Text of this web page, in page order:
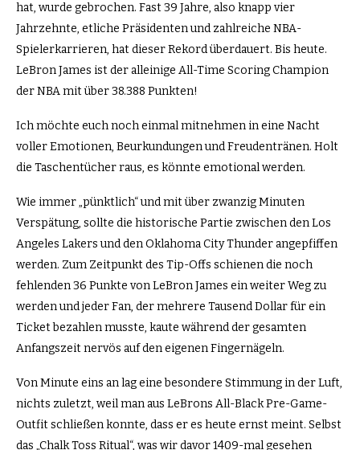
hat, wurde gebrochen. Fast 39 Jahre, also knapp vier
Jahrzehnte, etliche Präsidenten und zahlreiche NBA-
Spielerkarrieren, hat dieser Rekord überdauert. Bis heute.
LeBron James ist der alleinige All-Time Scoring Champion
der NBA mit über 38.388 Punkten!
Ich möchte euch noch einmal mitnehmen in eine Nacht
voller Emotionen, Beurkundungen und Freudentränen. Holt
die Taschentücher raus, es könnte emotional werden.
Wie immer „pünktlich“ und mit über zwanzig Minuten
Verspätung, sollte die historische Partie zwischen den Los
Angeles Lakers und den Oklahoma City Thunder angepfiffen
werden. Zum Zeitpunkt des Tip-Offs schienen die noch
fehlenden 36 Punkte von LeBron James ein weiter Weg zu
werden und jeder Fan, der mehrere Tausend Dollar für ein
Ticket bezahlen musste, kaute während der gesamten
Anfangszeit nervös auf den eigenen Fingernägeln.
Von Minute eins an lag eine besondere Stimmung in der Luft,
nichts zuletzt, weil man aus LeBrons All-Black Pre-Game-
Outfit schließen konnte, dass er es heute ernst meint. Selbst
das „Chalk Toss Ritual“, was wir davor 1409-mal gesehen